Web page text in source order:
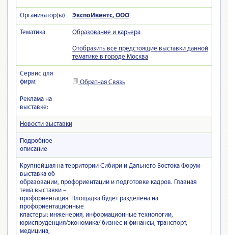
Организатор(ы) ЭкспоИвентс, ООО
Тематика Образование и карьера
Отобразить все предстоящие выставки данной
тематике в городе Москва
Сервис для
фирм:
Обратная Связь
Реклама на
выставке:
Новости выставки
Подробное
описание
Крупнейшая на территории Сибири и Дальнего Востока Форум-
выставка об
образовании, профориентации и подготовке кадров. Главная
тема выставки –
профориентация. Площадка будет разделена на
профориентационные
кластеры: инженерия, информационные технологии,
юриспруденция/экономика/ бизнес и финансы, транспорт,
медицина,